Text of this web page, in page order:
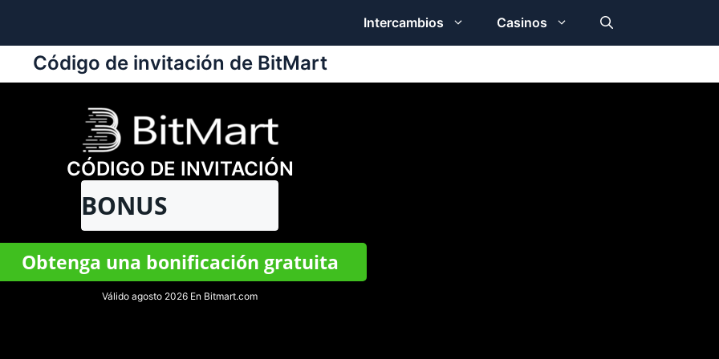
Intercambios Casinos
Código de invitación de BitMart
CÓDIGO DE INVITACIÓN
BONUS
Obtenga una bonificación gratuita
Válido agosto 2026 En Bitmart.com